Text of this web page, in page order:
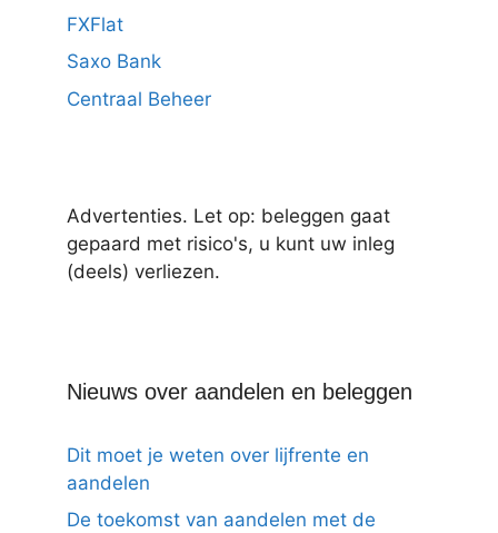
FXFlat
Saxo Bank
Centraal Beheer
Advertenties. Let op: beleggen gaat
gepaard met risico's, u kunt uw inleg
(deels) verliezen.
Nieuws over aandelen en beleggen
Dit moet je weten over lijfrente en
aandelen
De toekomst van aandelen met de